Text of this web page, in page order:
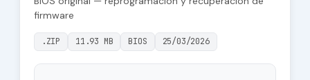
firmware
.ZIP 11.93 MB BIOS 25/03/2026